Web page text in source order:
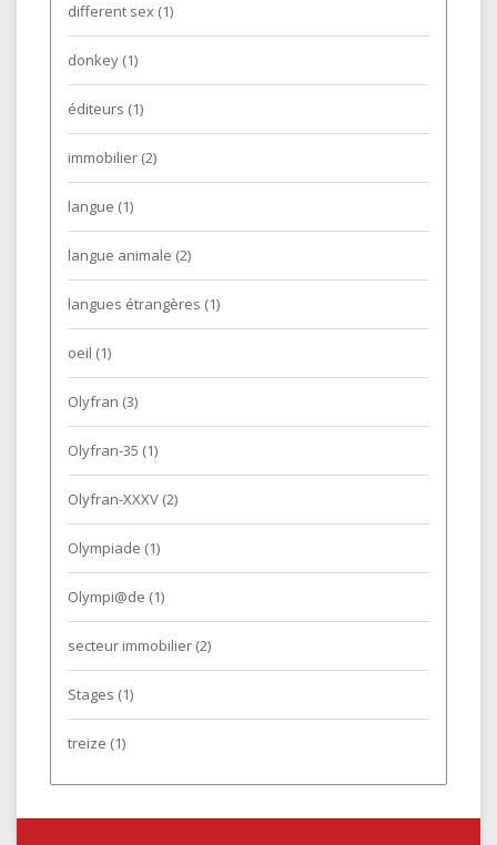
different sex (1)
donkey (1)
éditeurs (1)
immobilier (2)
langue (1)
langue animale (2)
langues étrangères (1)
oeil (1)
Olyfran (3)
Olyfran-35 (1)
Olyfran-XXXV (2)
Olympiade (1)
Olympi@de (1)
secteur immobilier (2)
Stages (1)
treize (1)